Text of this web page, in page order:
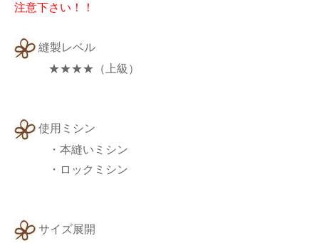
注意下さい！！
縫製レベル
★★★★（上級）
使用ミシン
・本縫いミシン
・ロックミシン
サイズ展開